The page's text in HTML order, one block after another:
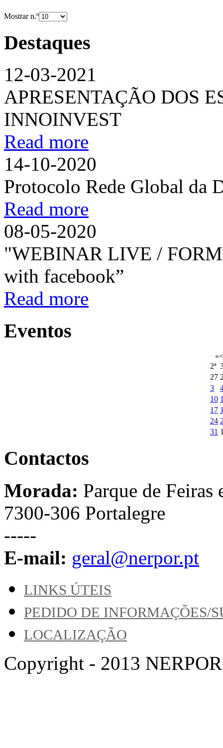
Mostrar n.º
Destaques
12-03-2021
APRESENTAÇÃO DOS
INNOINVEST
Read more
14-10-2020
Protocolo Rede Global da
Read more
08-05-2020
"WEBINAR LIVE /
with facebook”
Read more
Eventos
«<
2ª
27
3
10
17
24
31
Contactos
Morada: Parque de Feiras
7300-306 Portalegre
-----
E-mail: geral@nerpor.pt
LINKS ÚTEIS
PEDIDO DE INFORMAÇÕES/
LOCALIZAÇÃO
Copyright - 2013